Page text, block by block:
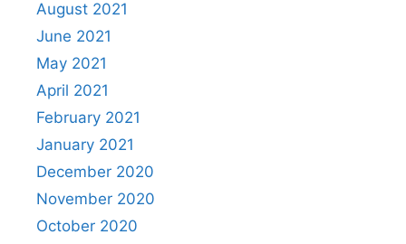
August 2021
June 2021
May 2021
April 2021
February 2021
January 2021
December 2020
November 2020
October 2020